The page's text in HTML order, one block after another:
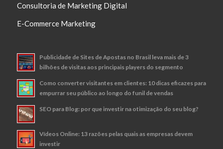
Consultoria de Marketing Digital
E-Commerce Marketing
Publicidade de Sites de Apostas no Brasil leva mais de 3
bilhões de visitas aos principais players do segmento
Como converter visitantes em clientes: 10 dicas eficazes para
empurrar seu público ao longo do funil de vendas
SEO para Blog: por que investir na otimização do seu blog?
Vídeos Online: 13 razões pelas quais as empresas devem
investir